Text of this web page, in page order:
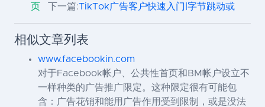
页
下一篇:TikTok广告客户快速入门|字节跳动或
相似文章列表
www.facebookin.com
对于Facebook帐户、公共性首页和BM帐户设立不
一样种类的广告推广限定。这种限定很有可能包
含：广告花销和能用广告作用受到限制，或是没法